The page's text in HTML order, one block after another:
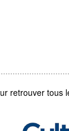
retrouver tous